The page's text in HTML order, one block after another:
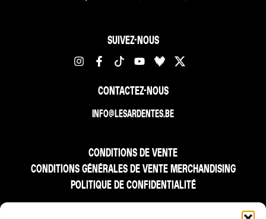
SUIVEZ-NOUS
CONTACTEZ-NOUS
INFO@LESARDENTES.BE
CONDITIONS DE VENTE
CONDITIONS GÉNÉRALES DE VENTE MERCHANDISING
POLITIQUE DE CONFIDENTIALITÉ